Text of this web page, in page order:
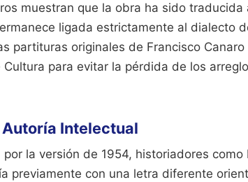
muestran que la obra ha sido traducida
ligada estrictamente al dialecto
partituras originales de Francisco Canaro
para evitar la pérdida de los
Intelectual
la versión de 1954, historiadores como
previamente con una letra diferente